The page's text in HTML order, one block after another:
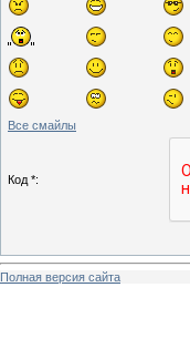
Все смайлы
Код *:
Полная версия сайта